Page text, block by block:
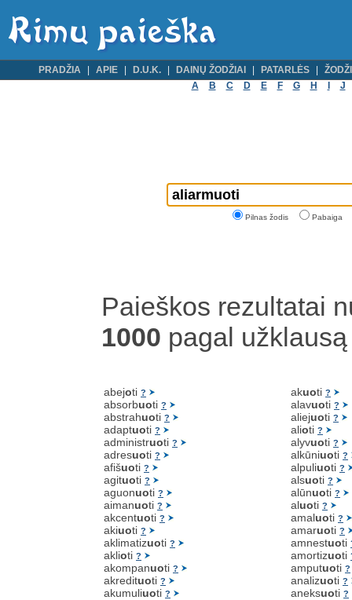
PRADŽIA APIE D.U.K. DAINŲ ŽODŽIAI PATARLĖS
A
B C D E F G H J
Pilnas žodis Pabaiga
Paieškos rezultatai
1000 pagal
abejoti ?
absorbuoti ?
abstrahuoti ?
adaptuoti ?
administruoti ?
adresuoti ?
afišuoti ?
agituoti ?
aguonuoti ?
aimanuoti ?
akcentuoti ?
akiuoti ?
aklimatizuoti ?
aklioti ?
akompanuoti ?
akredituoti ?
akumuliuoti ?
akuoti ?
alavuoti ?
aliejuoti ?
alioti ?
alyvuoti ?
alkūniuoti ?
alpuliuoti ?
alsuoti ?
alūnuoti ?
aluoti ?
amaluoti ?
amaruoti ?
amnestuoti
amortizuoti
amputuoti ?
analizuoti ?
aneksuoti ?